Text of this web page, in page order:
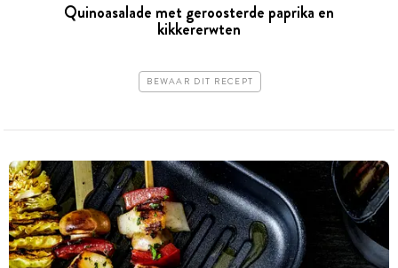
Quinoasalade met geroosterde paprika en
kikkererwten
BEWAAR DIT RECEPT